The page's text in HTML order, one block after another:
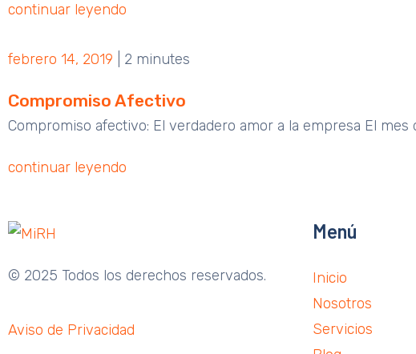
continuar leyendo
febrero 14, 2019 2 minutes
Compromiso Afectivo
Compromiso afectivo: El verdadero amor a la empresa El
continuar leyendo
© 2025 Todos los derechos reservados.
Aviso de Privacidad
Menú
Inicio
Nosotros
Servicios